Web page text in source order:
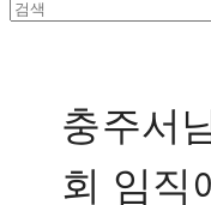
충주서
회 임직